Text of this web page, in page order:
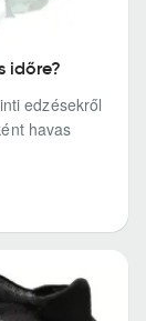
időre?
edzésekről
havas